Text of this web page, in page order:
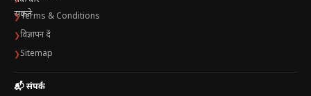
❯Terms & Conditions
❯विज्ञापन दें
❯Sitemap
📬 संपर्क